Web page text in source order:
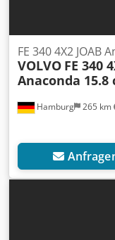
Hamburg 265 km
FE 340 4X2 JOAB
VOLVO FE 340
Anaconda 15.8